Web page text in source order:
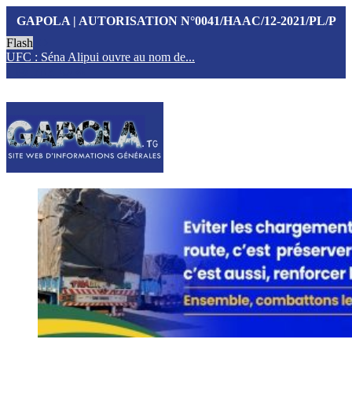
GAPOLA | AUTORISATION N°0041/HAAC/12-2021/PL/P
Flash
UFC : Séna Alipui ouvre au nom de...